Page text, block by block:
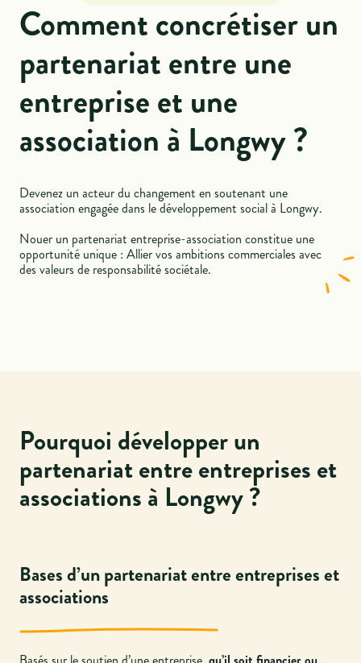
Comment concrétiser un
partenariat entre une
entreprise et une
association à Longwy ?
Devenez un acteur du changement en soutenant une
association engagée dans le développement social à Longwy.
Nouer un partenariat entreprise-association constitue une
opportunité unique : Allier vos ambitions commerciales avec
des valeurs de responsabilité sociétale.
Pourquoi développer un
partenariat entre entreprises et
associations à Longwy ?
Bases d’un partenariat entre entreprises et
associations